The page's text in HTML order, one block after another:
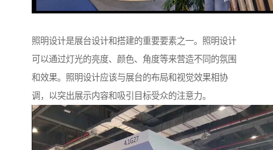
照明设计是展台设计和搭建的重要要素之一。照明设计
可以通过灯光的亮度、颜色、角度等来营造不同的氛围
和效果。照明设计应该与展台的布局和视觉效果相协
调，以突出展示内容和吸引目标受众的注意力。